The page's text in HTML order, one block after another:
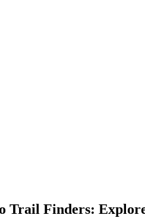
Trail Finders: